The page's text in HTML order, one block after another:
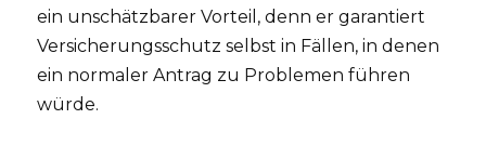
ein unschätzbarer Vorteil, denn er garantiert
Versicherungsschutz selbst in Fällen, in denen
ein normaler Antrag zu Problemen führen
würde.